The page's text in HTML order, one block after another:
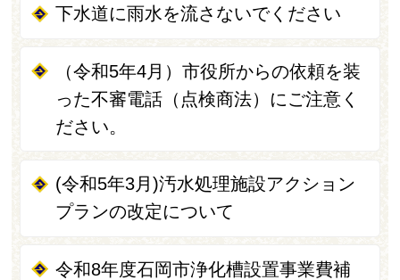
下水道に雨水を流さないでください
（令和5年4月）市役所からの依頼を装
った不審電話（点検商法）にご注意く
ださい。
(令和5年3月)汚水処理施設アクション
プランの改定について
令和8年度石岡市浄化槽設置事業費補